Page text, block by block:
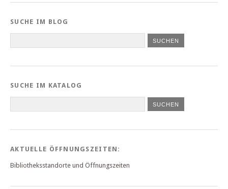
SUCHE IM BLOG
SUCHE IM KATALOG
SUCHEN
AKTUELLE ÖFFNUNGSZEITEN:
Bibliotheksstandorte und Öffnungszeiten